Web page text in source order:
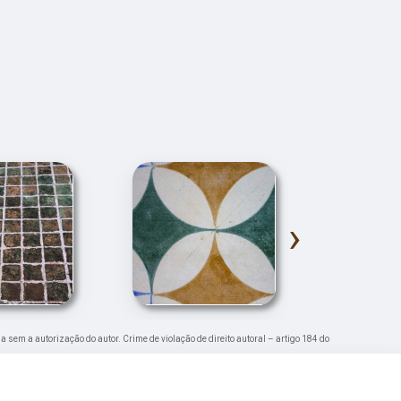
›
sem a autorização do autor. Crime de violação de direito autoral – artigo 184 do